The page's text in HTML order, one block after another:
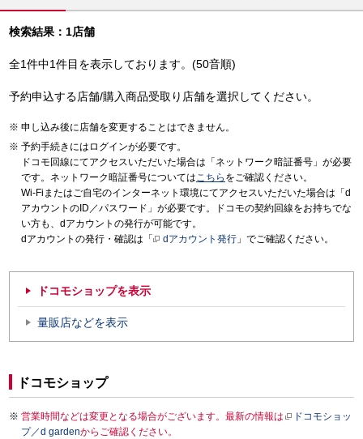
検索結果：1店舗
全1件中1件目を表示しております。(50音順)
予約申込する店舗/購入商品受取り店舗を選択してください。
申し込み後に店舗を変更することはできません。
予約手続きにはログインが必要です。
ドコモ回線にてアクセスいただいた場合は「ネットワーク暗証番号」が必要
です。ネットワーク暗証番号についてはこちら をご確認ください。
Wi-Fiまたはご自宅のインターネット環境にてアクセスいただいた場合は「d
アカウントのID／パスワード」が必要です。ドコモの契約回線をお持ちでな
い方も、dアカウントの発行が可能です。
dアカウントの発行・確認は「
dアカウント発行 」でご確認ください。
ドコモショップを表示
量販店などを表示
ドコモショップ
営業時間などは変更となる場合がございます。最新の情報は
ドコモショッ
プ／d gardenからご確認ください。